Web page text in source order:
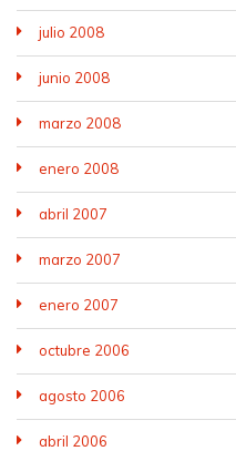
julio 2008
junio 2008
marzo 2008
enero 2008
abril 2007
marzo 2007
enero 2007
octubre 2006
agosto 2006
abril 2006